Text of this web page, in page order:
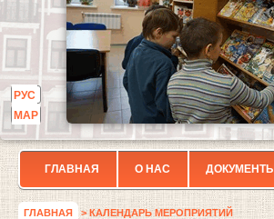
РУС
МАР
ГЛАВНАЯ О НАС ДОКУМЕНТЫ
ГЛАВНАЯ > КАЛЕНДАРЬ МЕРОПРИЯТИЙ